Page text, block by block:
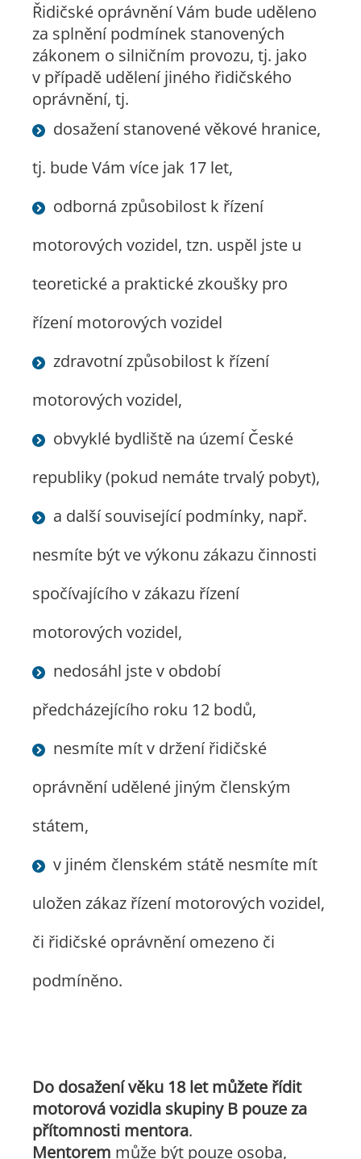
Řidičské oprávnění Vám bude uděleno
za splnění podmínek stanovených
zákonem o silničním provozu, tj. jako
v případě udělení jiného řidičského
oprávnění, tj.
dosažení stanovené věkové hranice,
tj. bude Vám více jak 17 let,
odborná způsobilost k řízení
motorových vozidel, tzn. uspěl jste u
teoretické a praktické zkoušky pro
řízení motorových vozidel
zdravotní způsobilost k řízení
motorových vozidel,
obvyklé bydliště na území České
republiky (pokud nemáte trvalý pobyt),
a další související podmínky, např.
nesmíte být ve výkonu zákazu činnosti
spočívajícího v zákazu řízení
motorových vozidel,
nedosáhl jste v období
předcházejícího roku 12 bodů,
nesmíte mít v držení řidičské
oprávnění udělené jiným členským
státem,
v jiném členském státě nesmíte mít
uložen zákaz řízení motorových vozidel,
či řidičské oprávnění omezeno či
podmíněno.
Do dosažení věku 18 let můžete řídit
motorová vozidla skupiny B pouze za
přítomnosti mentora.
Mentorem může být pouze osoba,